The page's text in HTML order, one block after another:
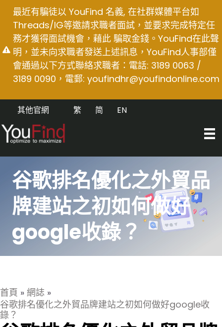
content
最近有騙徒以 YouFind 名義, 在社群媒體平台如
Threads/IG等邀請求職者面試，並要求完成特定任
務才獲得面試機會，藉此 騙取金錢。YouFind在此聲
明，並未向求職者發送上述訊息，YouFind人事部僅
會通過以下方式聯絡求職者：電話: 3189 0063 /
3189 0090，電郵: youfindhr@youfindonline.com
其他官網 EN
简
繁
谷歌排名優化之外貿品
牌建站之初如何做好
google收錄？
首頁 » 網誌 »
谷歌排名優化之外貿品牌建站之初如何做好google收
錄？